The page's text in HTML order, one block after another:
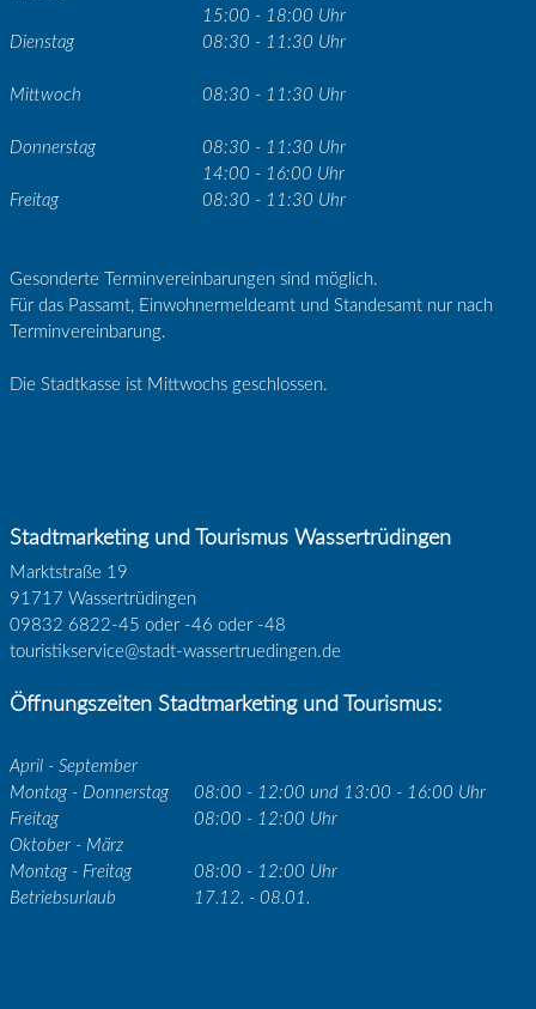
15:00 - 18:00 Uhr
Dienstag
08:30 - 11:30 Uhr
Mittwoch 08:30 - 11:30 Uhr
Donnerstag
08:30 - 11:30 Uhr
14:00 - 16:00 Uhr
Freitag
08:30 - 11:30 Uhr
Gesonderte Terminvereinbarungen sind möglich.
Für das Passamt, Einwohnermeldeamt und Standesamt nur nach
Terminvereinbarung.
Die Stadtkasse ist Mittwochs geschlossen.
Stadtmarketing und Tourismus Wassertrüdingen
Marktstraße 19
91717 Wassertrüdingen
09832 6822-45 oder -46 oder -48
touristikservice@stadt-wassertruedingen.de
Öffnungszeiten Stadtmarketing und Tourismus:
April - September
Montag - Donnerstag
08:00 - 12:00 und 13:00 - 16:00 Uhr
Freitag
08:00 - 12:00 Uhr
Oktober - März
Montag - Freitag
08:00 - 12:00 Uhr
Betriebsurlaub
17.12. - 08.01.